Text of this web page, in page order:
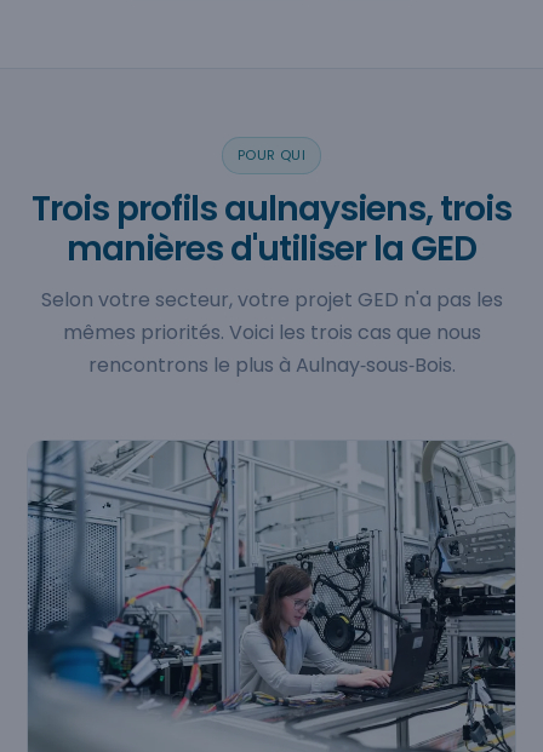
POUR QUI
Trois profils aulnaysiens, trois
manières d'utiliser la GED
Selon votre secteur, votre projet GED n'a pas les
mêmes priorités. Voici les trois cas que nous
rencontrons le plus à Aulnay‑sous‑Bois.